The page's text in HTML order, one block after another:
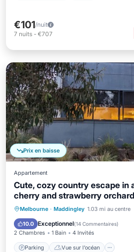
€101/nuit
7 nuits - €707
Prix en baisse
Appartement
Cute, cozy country escape in
cherry and strawberry
Melbourne · Maddingley 1.03 mi au centre
10.0 Exceptionnel(14 Commentaires)
2 Chambres 1 Bain 4 Invités
Parking Vue sur l’océan
Parking
Vue sur l’océan
Balcon/Terrasse
Vue